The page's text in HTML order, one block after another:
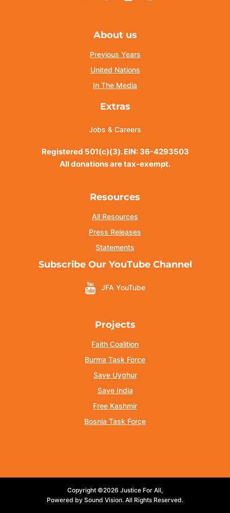
About us
Previous Years
United Nations
In The Media
Extras
Jobs & Careers
Registered 501(c)(3). EIN: 36-4293503
All donations are tax-exempt.
Resources
All Resources
Press Releases
Statements
Subscribe Our YouTube Channel
JFA YouTube
Projects
Faith Coalition
Burma Task Force
Save Uyghur
Save India
Free Kashmir
Bosnia Task Force
Copyright ©2026 Justice For All,
Powered by Sound Vision. All Rights Reserved.